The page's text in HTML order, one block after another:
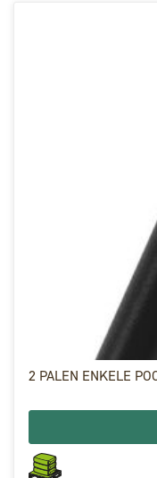
2 PALEN ENKELE